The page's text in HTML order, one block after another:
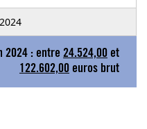
2024 : entre 24.524,00 et
122.602,00 euros brut